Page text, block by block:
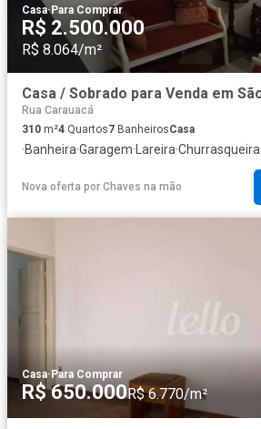
Casa·Para Comprar
R$ 2.500.000
R$ 8.064/m²
Rua Carauacá
310 m²4 Quartos7 BanheirosCasa
·Banheira·Garagem·Lareira·Churrasqueira
Nova oferta por Chaves na mão
Casa· Para Comprar
R$ 650.000R$ 6.770/m²